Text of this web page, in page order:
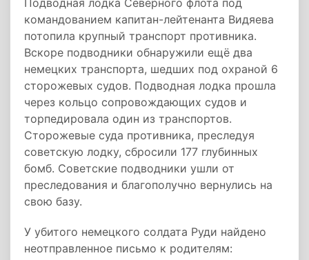
Подводная лодка Северного флота под
командованием капитан-лейтенанта Видяева
потопила крупный транспорт противника.
Вскоре подводники обнаружили ещё два
немецких транспорта, шедших под охраной 6
сторожевых судов. Подводная лодка прошла
через кольцо сопровождающих судов и
торпедировала один из транспортов.
Сторожевые суда противника, преследуя
советскую лодку, сбросили 177 глубинных
бомб. Советские подводники ушли от
преследования и благополучно вернулись на
свою базу.
У убитого немецкого солдата Руди найдено
неотправленное письмо к родителям: